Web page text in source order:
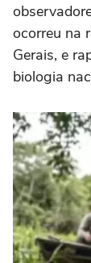
ocorreu na
Gerais, e
biologia